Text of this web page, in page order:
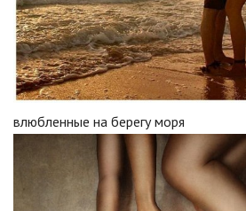
влюбленные на берегу моря